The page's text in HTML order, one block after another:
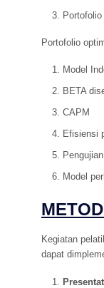
Portofolio
Model
BETA
CAPM
Efisiensi
Model
Kegiatan
dapat